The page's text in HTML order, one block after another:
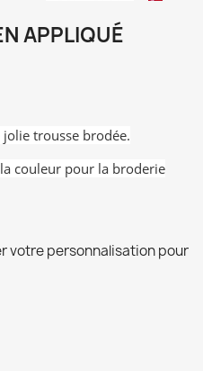
APPLIQUÉ
trousse brodée.
couleur pour la broderie
votre personnalisation pour